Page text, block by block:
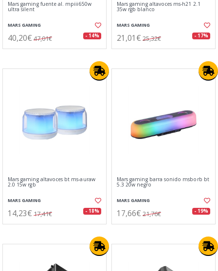
Mars gaming fuente al. mpiii650w
ultra silent
MARS GAMING
40,20€ 47,01€ - 14%
Mars gaming altavoces ms-h21 2.1
35w rgb blanco
MARS GAMING
21,01€ 25,32€ - 17%
Mars gaming altavoces bt ms-auraw
2.0 15w rgb
MARS GAMING
14,23€ 17,41€ - 18%
Mars gaming barra sonido msborb bt
5.3 20w negro
MARS GAMING
17,66€ 21,76€ - 19%